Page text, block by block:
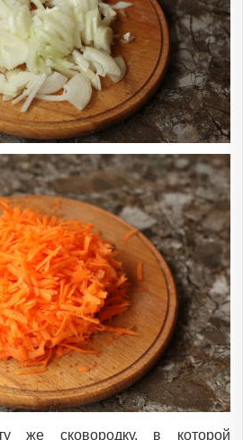
же сковородку, в которой